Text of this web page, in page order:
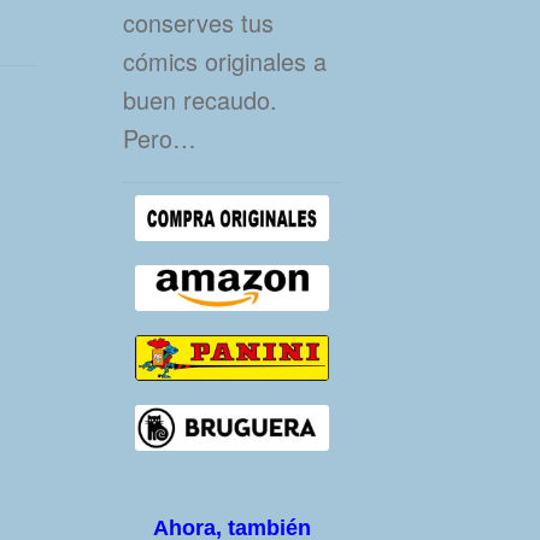
conserves tus
cómics originales a
buen recaudo.
Pero…
Ahora, también